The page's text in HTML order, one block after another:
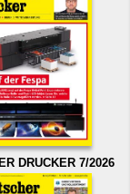
DRUCKER 7/2026